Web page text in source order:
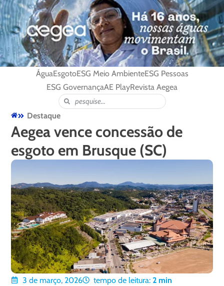
ÁguaEsgotoESG Meio AmbienteESG Pessoas
ESG GovernançaAE PlayRevista Aegea
Destaque
Aegea vence concessão de
esgoto em Brusque (SC)
3 de março, 2026 tempo de leitura: 2 min